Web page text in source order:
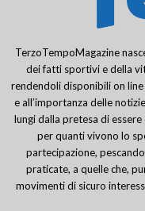
TerzoTempoMagazine
dei fatti sportivi e della
rendendoli disponibili on
e all’importanza delle
lungi dalla pretesa di
per quanti vivono lo
partecipazione,
praticate, a quelle che,
movimenti di sicuro